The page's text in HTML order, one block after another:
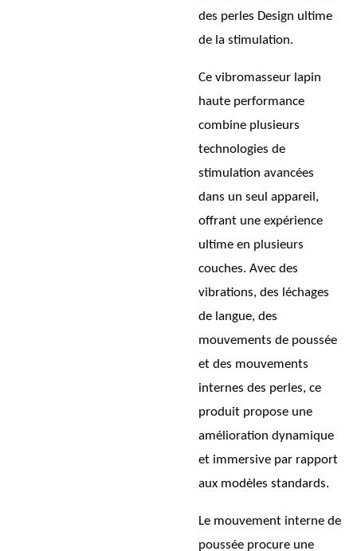
des perles Design ultime
de la stimulation.
Ce vibromasseur lapin
haute performance
combine plusieurs
technologies de
stimulation avancées
dans un seul appareil,
offrant une expérience
ultime en plusieurs
couches. Avec des
vibrations, des léchages
de langue, des
mouvements de poussée
et des mouvements
internes des perles, ce
produit propose une
amélioration dynamique
et immersive par rapport
aux modèles standards.
Le mouvement interne de
poussée procure une